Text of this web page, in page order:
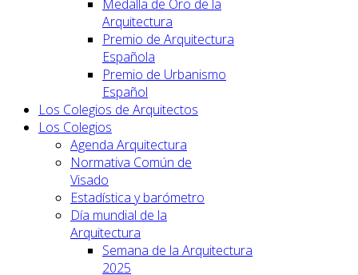
Medalla de Oro de la
Arquitectura
Premio de Arquitectura
Española
Premio de Urbanismo
Español
Los Colegios de Arquitectos
Los Colegios
Agenda Arquitectura
Normativa Común de
Visado
Estadística y barómetro
Día mundial de la
Arquitectura
Semana de la Arquitectura
2025